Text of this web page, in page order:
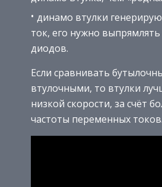
динамо втулки
ток, его нужно
диодов.
Если сравнивать
втулочными, то втулки
низкой скорости, за счёт
частоты переменных токов.